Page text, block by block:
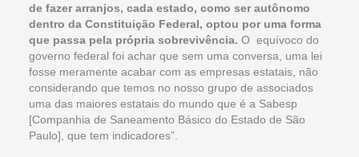
de fazer arranjos, cada estado, como ser autônomo
dentro da Constituição Federal, optou por uma forma
que passa pela própria sobrevivência. O equívoco do
governo federal foi achar que sem uma conversa, uma lei
fosse meramente acabar com as empresas estatais, não
considerando que temos no nosso grupo de associados
uma das maiores estatais do mundo que é a Sabesp
[Companhia de Saneamento Básico do Estado de São
Paulo], que tem indicadores”.